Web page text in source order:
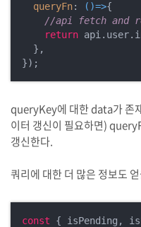
queryFn: ()=>{
//api fetch and
return
  },
});
queryKey에 대한 data가 존
이터 갱신이 필요하면)
갱신한다.
쿼리에 대한 더 많은 정보도
const { isPending,